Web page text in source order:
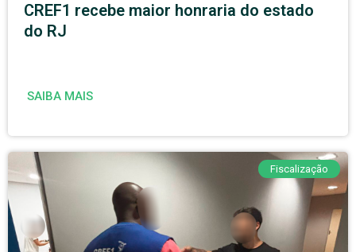
CREF1 recebe maior honraria do estado
do RJ
SAIBA MAIS
Fiscalização